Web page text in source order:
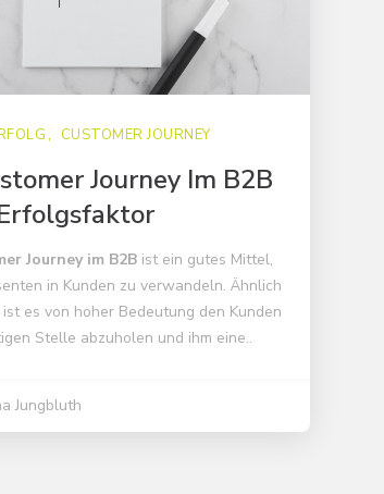
CUSTOMER JOURNEY
Journey Im B2B
Journey im B2B ist ein gutes Mittel,
in Kunden zu verwandeln. Ähnlich
es von hoher Bedeutung den Kunden
Stelle abzuholen und ihm eine..
Jungbluth